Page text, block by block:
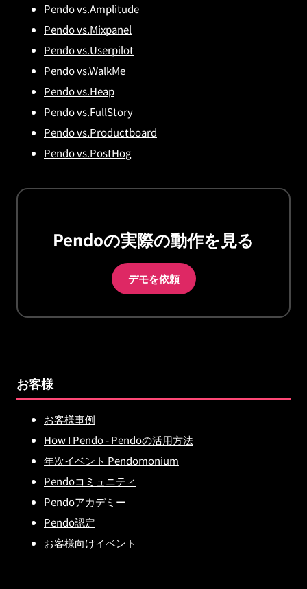
Pendo vs.Amplitude
Pendo vs.Mixpanel
Pendo vs.Userpilot
Pendo vs.WalkMe
Pendo vs.Heap
Pendo vs.FullStory
Pendo vs.Productboard
Pendo vs.PostHog
Pendoの実際の動作を見る
デモを依頼
お客様
お客様事例
How I Pendo - Pendoの活用方法
年次イベント Pendomonium
Pendoコミュニティ
Pendoアカデミー
Pendo認定
お客様向けイベント